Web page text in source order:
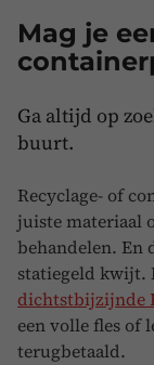
Mag je
Ga altijd op
buurt.
Recyclage- of
juiste materiaal
behandelen. En
statiegeld kwijt.
dichtstbijzijnde
een volle fles of
terugbetaald.